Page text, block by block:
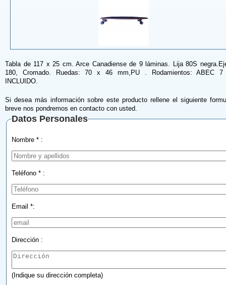
Tabla de 117 x 25 cm. Arce Canadiense de 9 láminas. Lija 80S
180, Cromado. Ruedas: 70 x 46 mm,PU . Rodamientos: ABEC 7
INCLUIDO.
Si desea más información sobre este producto rellene el siguiente
breve nos pondremos en contacto con usted.
Datos Personales
Nombre * :
Teléfono * :
Email *:
Dirección :
(Indique su dirección completa)